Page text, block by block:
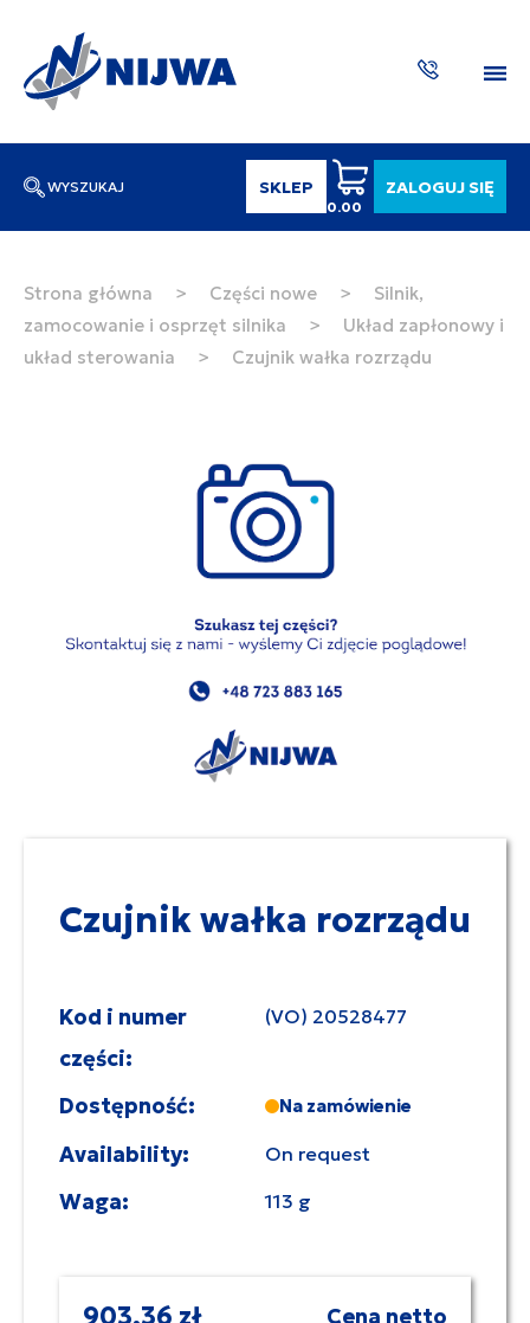
WYSZUKAJ SKLEP
0.00
ZALOGUJ SIĘ
Wpisz numer katalogowy lub nazwę
SZUKAJ
Strona główna > Części nowe >
Silnik,
zamocowanie i osprzęt silnika
>
Układ zapłonowy i
układ sterowania
> Czujnik wałka rozrządu
Czujnik wałka rozrządu
Kod i numer
części:
(VO) 20528477
Dostępność: Na zamówienie
Availability: On request
Waga: 113 g
Cena netto